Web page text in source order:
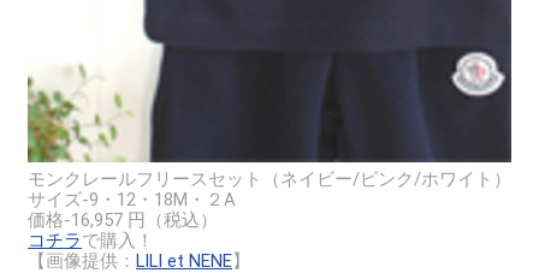
モンクレールフリースセット（ネイビー/ピンク/ホワイト）
サイズ-9・12・18M・２A
価格-16,957 円（税込）
コチラで購入！
【画像提供： LILI et NENE】